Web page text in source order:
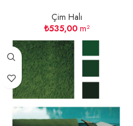
Çim Halı
₺535,00 m²